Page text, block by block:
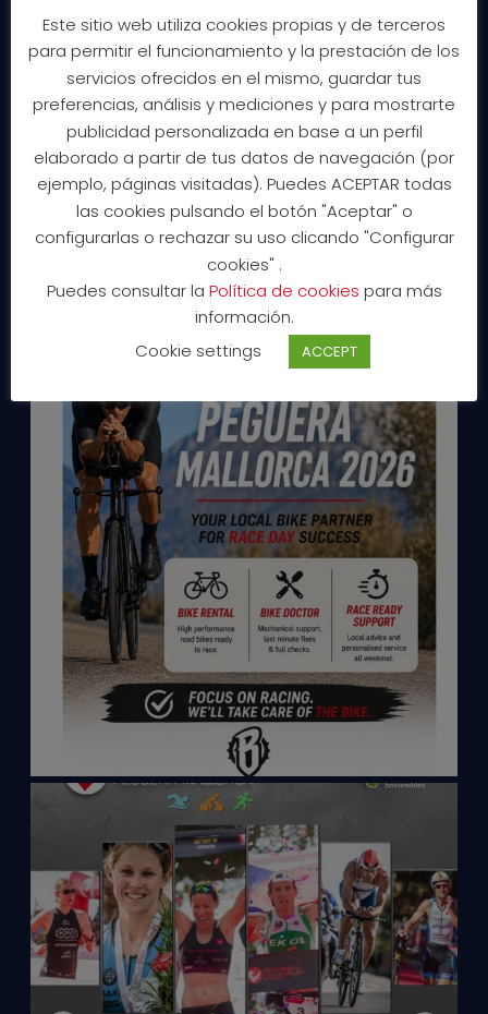
Este sitio web utiliza cookies propias y de terceros
para permitir el funcionamiento y la prestación de los
servicios ofrecidos en el mismo, guardar tus
preferencias, análisis y mediciones y para mostrarte
publicidad personalizada en base a un perfil
elaborado a partir de tus datos de navegación (por
ejemplo, páginas visitadas). Puedes ACEPTAR todas
las cookies pulsando el botón "Aceptar" o
configurarlas o rechazar su uso clicando "Configurar
cookies" .
Puedes consultar la Política de cookies para más
información.
Cookie settings
ACCEPT